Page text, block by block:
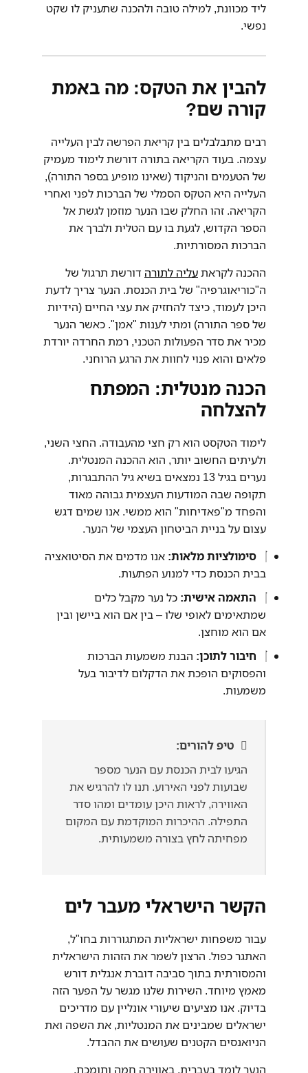
ליד מכוונת, למילה טובה ולהכנה שתעניק לו שקט
נפשי.
להבין את הטקס: מה באמת
קורה שם?
רבים מתבלבלים בין קריאת הפרשה לבין העלייה
עצמה. בעוד הקריאה בתורה דורשת לימוד מעמיק
של הטעמים והניקוד (שאינו מופיע בספר התורה),
העלייה היא הטקס הסמלי של הברכות לפני ואחרי
הקריאה. זהו החלק שבו הנער מוזמן לגשת אל
הספר הקדוש, לגעת בו עם הטלית ולברך את
הברכות המסורתיות.
ההכנה לקראתעליה לתורה דורשת תרגול של
ה"כוריאוגרפיה" של בית הכנסת. הנער צריך לדעת
היכן לעמוד, כיצד להחזיק את עצי החיים (הידיות
של ספר התורה) ומתי לענות "אמן". כאשר הנער
מכיר את סדר הפעולות הטכני, רמת החרדה יורדת
פלאים והוא פנוי לחוות את הרגע הרוחני.
הכנה מנטלית: המפתח
להצלחה
לימוד הטקסט הוא רק חצי מהעבודה. החצי השני,
ולעיתים החשוב יותר, הוא ההכנה המנטלית.
נערים בגיל 13 נמצאים בשיא גיל ההתבגרות,
תקופה שבה המודעות העצמית גבוהה מאוד
והפחד מ"פאדיחות" הוא ממשי. אנו שמים דגש
עצום על בניית הביטחון העצמי של הנער.
סימולציות מלאות: אנו מדמים את הסיטואציה
בבית הכנסת כדי למנוע הפתעות.
התאמה אישית: כל נער מקבל כלים
שמתאימים לאופי שלו – בין אם הוא ביישן ובין
אם הוא מוחצן.
חיבור לתוכן: הבנת משמעות הברכות
והפסוקים הופכת את הדקלום לדיבור בעל
משמעות.
טיפ להורים:
הגיעו לבית הכנסת עם הנער מספר
שבועות לפני האירוע. תנו לו להרגיש את
האווירה, לראות היכן עומדים ומהו סדר
התפילה. ההיכרות המוקדמת עם המקום
מפחיתה לחץ בצורה משמעותית.
הקשר הישראלי מעבר לים
עבור משפחות ישראליות המתגוררות בחו"ל,
האתגר כפול. הרצון לשמר את הזהות הישראלית
והמסורתית בתוך סביבה דוברת אנגלית דורש
מאמץ מיוחד. השירות שלנו מגשר על הפער הזה
בדיוק. אנו מציעים שיעורי אונליין עם מדריכים
ישראלים שמבינים את המנטליות, את השפה ואת
הניואנסים הקטנים שעושים את ההבדל.
הנער לומד בעברית, באווירה חמה ותומכת,